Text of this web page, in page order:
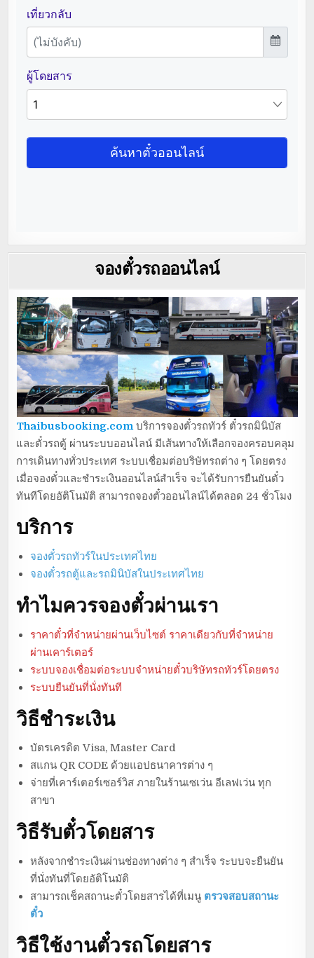
จองตั๋วรถออนไลน์
Thaibusbooking.com บริการจองตั๋วรถทัวร์ ตั๋วรถมินิบัส
และตั๋วรถตู้ ผ่านระบบออนไลน์ มีเส้นทางให้เลือกจองครอบคลุม
การเดินทางทั่วประเทศ ระบบเชื่อมต่อบริษัทรถต่าง ๆ โดยตรง
เมื่อจองตั๋วและชำระเงินออนไลน์สำเร็จ จะได้รับการยืนยันตั๋ว
ทันทีโดยอัติโนมัติ สามารถจองตั๋วออนไลน์ได้ตลอด 24 ชั่วโมง
บริการ
จองตั๋วรถทัวร์ในประเทศไทย
จองตั๋วรถตู้และรถมินิบัสในประเทศไทย
ทำไมควรจองตั๋วผ่านเรา
ราคาตั๋วที่จำหน่ายผ่านเว็บไซต์ ราคาเดียวกับที่จำหน่าย
ผ่านเคาร์เตอร์
ระบบจองเชื่อมต่อระบบจำหน่ายตั๋วบริษัทรถทัวร์โดยตรง
ระบบยืนยันที่นั่งทันที
วิธีชำระเงิน
บัตรเครดิต Visa, Master Card
สแกน QR CODE ด้วยแอปธนาคารต่าง ๆ
จ่ายที่เคาร์เตอร์เซอร์วิส ภายในร้านเซเว่น อีเลฟเว่น ทุก
สาขา
วิธีรับตั๋วโดยสาร
หลังจากชำระเงินผ่านช่องทางต่าง ๆ สำเร็จ ระบบจะยืนยัน
ที่นั่งทันที่โดยอัติโนมัติ
สามารถเช็คสถานะตั๋วโดยสารได้ที่เมนู ตรวจสอบสถานะ
ตั๋ว
วิธีใช้งานตั๋วรถโดยสาร